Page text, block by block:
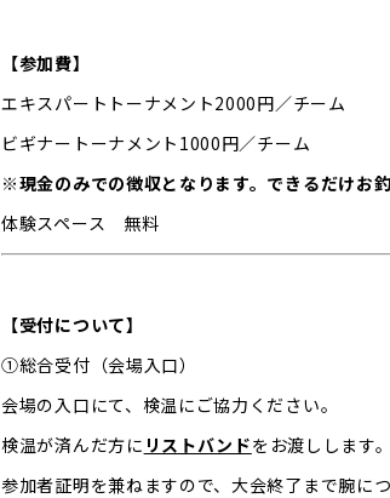
【参加費】
エキスパートトーナメント2000円／チーム
ビギナートーナメント1000円／チーム
※現金のみでの徴収となります。できるだけお
体験スペース 無料
【受付について】
①総合受付（会場入口）
会場の入口にて、検温にご協力ください。
検温が済んだ方に リストバンドをお渡しします。
参加者証明を兼ねますので、大会終了まで腕に